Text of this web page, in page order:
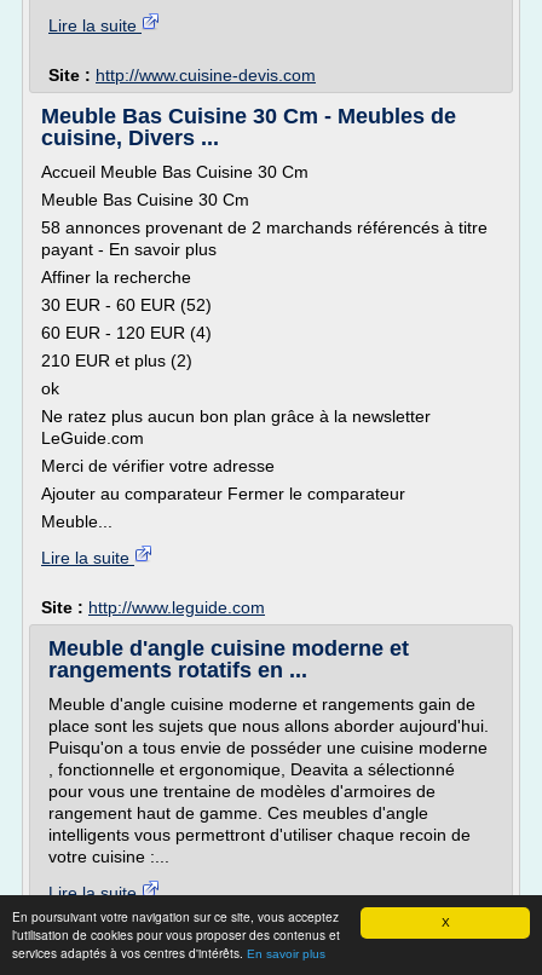
X
En poursuivant votre navigation sur ce site, vous acceptez
l'utilisation de cookies pour vous proposer des contenus et
services adaptés à vos centres d'intérêts. En savoir plus
Lire la suite
Site : http://www.cuisine-devis.com
Meuble Bas Cuisine 30 Cm - Meubles de
cuisine, Divers ...
Accueil Meuble Bas Cuisine 30 Cm
Meuble Bas Cuisine 30 Cm
58 annonces provenant de 2 marchands référencés à titre
payant - En savoir plus
Affiner la recherche
30 EUR - 60 EUR (52)
60 EUR - 120 EUR (4)
210 EUR et plus (2)
ok
Ne ratez plus aucun bon plan grâce à la newsletter
LeGuide.com
Merci de vérifier votre adresse
Ajouter au comparateur Fermer le comparateur
Meuble...
Lire la suite
Site : http://www.leguide.com
Meuble d'angle cuisine moderne et
rangements rotatifs en ...
Meuble d'angle cuisine moderne et rangements gain de
place sont les sujets que nous allons aborder aujourd'hui.
Puisqu'on a tous envie de posséder une cuisine moderne
, fonctionnelle et ergonomique, Deavita a sélectionné
pour vous une trentaine de modèles d'armoires de
rangement haut de gamme. Ces meubles d'angle
intelligents vous permettront d'utiliser chaque recoin de
votre cuisine :...
Lire la suite
Site :https://deavita.fr